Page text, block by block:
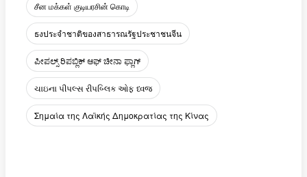
சீன மக்கள் குடியரசின் கொடி
ธงประจำชาติของสาธารณรัฐประชาชนจีน
ಪೀಪಲ್ಸ್ ರಿಪಬ್ಲಿಕ್ ಆಫ್ ಚೀನಾ ಫ್ಲಾಗ್
ચાઇના પીપલ્સ રીપબ્લિક ઓફ ધ્વજ
Σημαία της Λαϊκής Δημοκρατίας της Κίνας